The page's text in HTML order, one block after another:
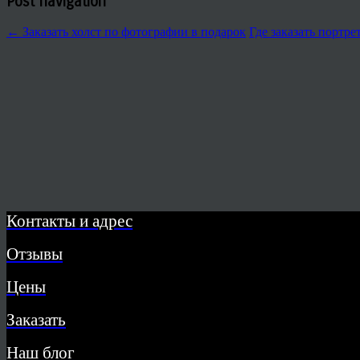
← Заказать холст по фотографии в подарок Где заказать
Контакты и адрес
Отзывы
Цены
Заказать
Наш блог